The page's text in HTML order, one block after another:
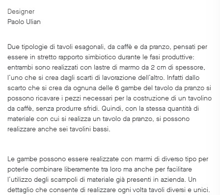
Designer
Paolo Ulian
Due tipologie di tavoli esagonali, da caffè e da pranzo, pensati per
essere in stretto rapporto simbiotico durante le fasi produttive:
entrambi sono realizzati con lastre di marmo da 2 cm di spessore,
l’uno che si crea dagli scarti di lavorazione dell’altro. Infatti dallo
scarto che si crea da ognuna delle 6 gambe del tavolo da pranzo si
possono ricavare i pezzi necessari per la costruzione di un tavolino
da caffè, senza produrre sfridi. Quindi, con la stessa quantità di
materiale con cui si realizza un tavolo da pranzo, si possono
realizzare anche sei tavolini bassi.
Le gambe possono essere realizzate con marmi di diverso tipo per
poterle combinare liberamente tra loro ma anche per facilitare
l’utilizzo degli scampoli di materiale già presenti in azienda. Un
dettaglio che consente di realizzare ogni volta tavoli diversi e unici.